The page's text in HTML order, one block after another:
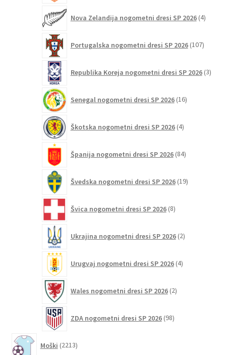
Nova Zelandija nogometni dresi SP 2026 4izdelki
Portugalska nogometni dresi SP 2026 107
Republika Koreja nogometni dresi SP 2026 3
Senegal nogometni dresi SP 2026 16izdelkov
Škotska nogometni dresi SP 2026 4izdelki
Španija nogometni dresi SP 2026 84izdelkov
Švedska nogometni dresi SP 2026 19izdelkov
Švica nogometni dresi SP 2026 8izdelkov
Ukrajina nogometni dresi SP 2026 2izdelka
Urugvaj nogometni dresi SP 2026 4izdelki
Wales nogometni dresi SP 2026 2izdelka
ZDA nogometni dresi SP 2026 98izdelkov
Moški 2213izdelkov